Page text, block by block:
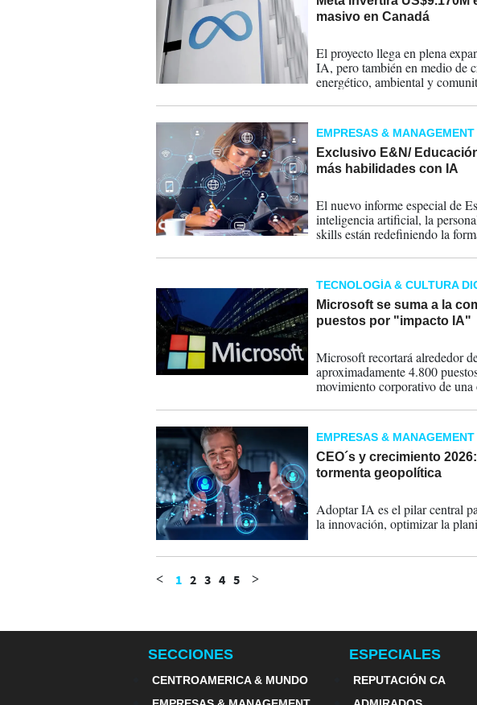
masivo en Canadá
El proyecto llega en plena
IA, pero también en medio de
energético, ambiental y
EMPRESAS & MANAGEMENT
Exclusivo E&N/
más habilidades con IA
El nuevo informe especial de
inteligencia artificial, la
skills están redefiniendo la
TECNOLOGÍA & CULTURA
Microsoft se suma a la
puestos por "impacto IA"
Microsoft recortará alrededor
aproximadamente 4.800
movimiento corporativo de una
EMPRESAS & MANAGEMENT
CEO´s y crecimiento
tormenta geopolítica
Adoptar IA es el pilar central
la innovación, optimizar la
< 1 2 3 4 5 >
SECCIONES
CENTROAMERICA & MUNDO
ESPECIALES
REPUTACIÓN CA